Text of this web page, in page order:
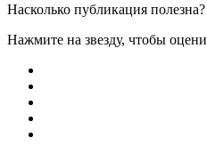
Насколько публикация полезна?
Нажмите на звезду, чтобы